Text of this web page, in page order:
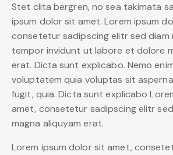
Stet clita bergren, no sea takimata
ipsum dolor sit amet. Lorem ipsum
consetetur sadipscing elitr sed diam
tempor invidunt ut labore et dolore
erat. Dicta sunt explicabo. Nemo
voluptatem quia voluptas sit
fugit, quia. Dicta sunt explicabo
amet, consetetur sadipscing elitr
magna aliquyam erat.
Lorem ipsum dolor sit amet,